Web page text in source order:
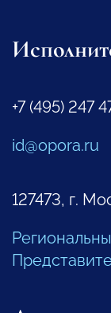
+7 (495) 247
id@opora.ru
127473, г.